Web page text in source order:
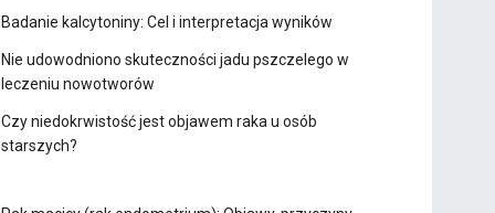
Badanie kalcytoniny: Cel i interpretacja wyników
Nie udowodniono skuteczności jadu pszczelego w
leczeniu nowotworów
Czy niedokrwistość jest objawem raka u osób
starszych?